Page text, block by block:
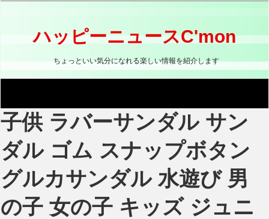
ス
ッ
プ
ハッピーニュースC'mon
ちょっといい気分になれる楽しい情報を紹介します
子供 ラバーサンダル サン
ダル ゴム スナップボタン
グルカサンダル 水遊び 男
の子 女の子 キッズ ジュニ